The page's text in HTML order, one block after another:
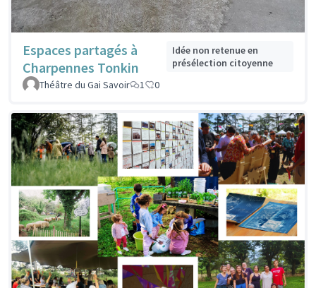
Espaces partagés à
Charpennes Tonkin
Idée non retenue en
présélection citoyenne
Théâtre du Gai Savoir
1 0